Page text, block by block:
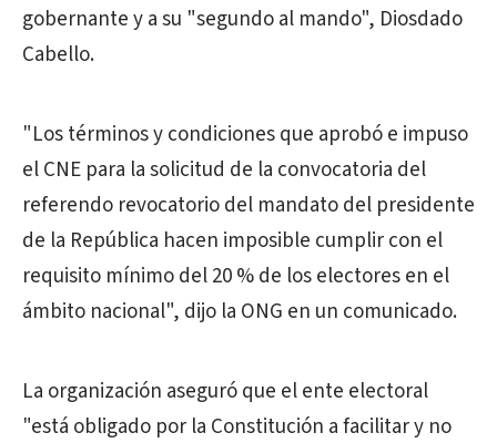
gobernante y a su "segundo al mando", Diosdado
Cabello.
"Los términos y condiciones que aprobó e impuso
el CNE para la solicitud de la convocatoria del
referendo revocatorio del mandato del presidente
de la República hacen imposible cumplir con el
requisito mínimo del 20 % de los electores en el
ámbito nacional", dijo la ONG en un comunicado.
La organización aseguró que el ente electoral
"está obligado por la Constitución a facilitar y no